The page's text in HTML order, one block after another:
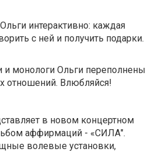
интерактивно: каждая
с ней и получить подарки.
монологи Ольги переполнены
отношений. Влюбляйся!
в новом концертном
аффирмаций - «СИЛА".
волевые установки,